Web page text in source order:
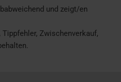
und zeigt/en
Zwischenverkauf,